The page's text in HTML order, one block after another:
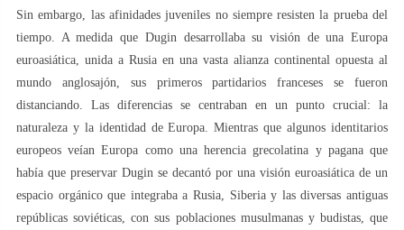
Sin embargo, las afinidades juveniles no siempre resisten la prueba del
tiempo. A medida que Dugin desarrollaba su visión de una Europa
euroasiática, unida a Rusia en una vasta alianza continental opuesta al
mundo anglosajón, sus primeros partidarios franceses se fueron
distanciando. Las diferencias se centraban en un punto crucial: la
naturaleza y la identidad de Europa. Mientras que algunos identitarios
europeos veían Europa como una herencia grecolatina y pagana que
había que preservar Dugin se decantó por una visión euroasiática de un
espacio orgánico que integraba a Rusia, Siberia y las diversas antiguas
repúblicas soviéticas, con sus poblaciones musulmanas y budistas, que